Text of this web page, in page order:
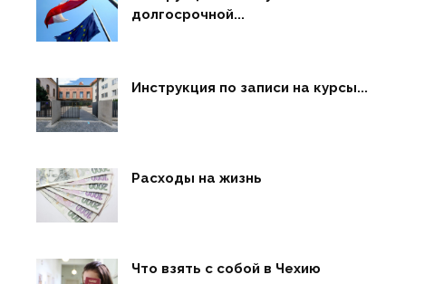
долгосрочной...
Инструкция по записи на курсы...
Расходы на жизнь
Что взять с собой в Чехию